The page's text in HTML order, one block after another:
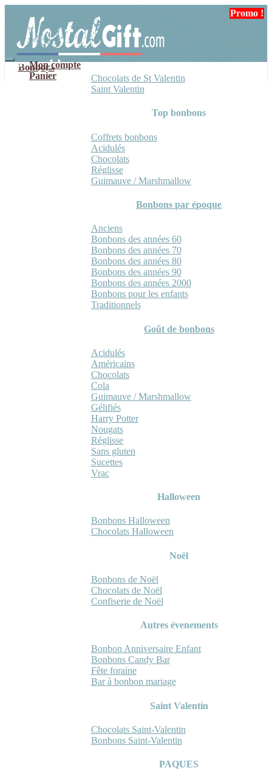
navigation
contenu
Mon compte
Panier
Bonbons
Chocolats de St Valentin
Saint Valentin
Top bonbons
Coffrets bonbons
Acidulés
Chocolats
Réglisse
Guimauve / Marshmallow
Bonbons par époque
Anciens
Bonbons des années 60
Bonbons des années 70
Bonbons des années 80
Bonbons des années 90
Bonbons des années 2000
Bonbons pour les enfants
Traditionnels
Goût de bonbons
Acidulés
Américains
Chocolats
Cola
Guimauve / Marshmallow
Gélifiés
Harry Potter
Nougats
Réglisse
Sans gluten
Sucettes
Vrac
Halloween
Bonbons Halloween
Chocolats Halloween
Noël
Bonbons de Noël
Chocolats de Noël
Confiserie de Noël
Autres évenements
Bonbon Anniversaire Enfant
Bonbons Candy Bar
Fête foraine
Bar à bonbon mariage
Saint Valentin
Chocolats Saint-Valentin
Bonbons Saint-Valentin
PAQUES
Promo !
Promo !